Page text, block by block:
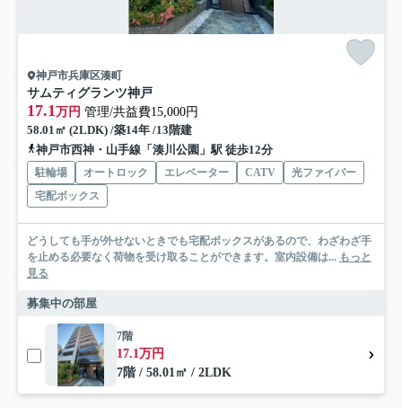
神戸市兵庫区湊町
サムティグランツ神戸
17.1万円 管理/共益費15,000円
58.01㎡ (2LDK) /築14年 /13階建
神戸市西神・山手線「湊川公園」駅 徒歩12分
駐輪場 オートロック エレベーター CATV
光ファイバー
宅配ボックス
どうしても手が外せないときでも宅配ボックスがあるので、わざわざ手
を止める必要なく荷物を受け取ることができます。室内設備は... もっと
見る
募集中の部屋
7階
17.1万円
7階 / 58.01㎡ / 2LDK